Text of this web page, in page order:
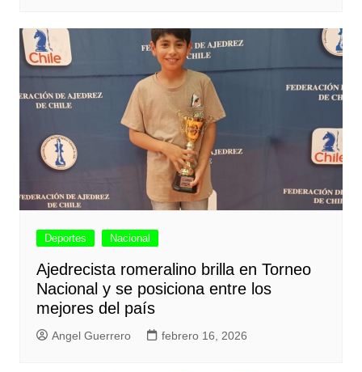
Deportes Nacional
Ajedrecista romeralino brilla en Torneo
Nacional y se posiciona entre los
mejores del país
Angel Guerrero febrero 16, 2026